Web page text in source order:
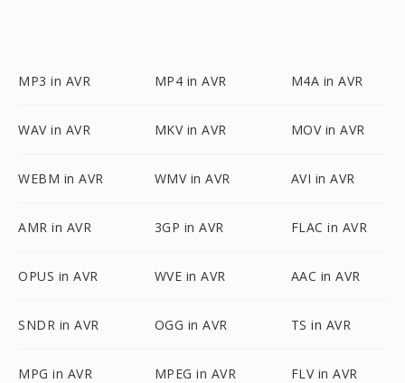
MP3 in AVR MP4 in AVR M4A in AVR
WAV in AVR MKV in AVR MOV in AVR
WEBM in AVR WMV in AVR AVI in AVR
AMR in AVR 3GP in AVR FLAC in AVR
OPUS in AVR WVE in AVR AAC in AVR
SNDR in AVR OGG in AVR TS in AVR
MPG in AVR MPEG in AVR FLV in AVR